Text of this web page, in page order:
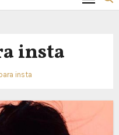
insta
insta